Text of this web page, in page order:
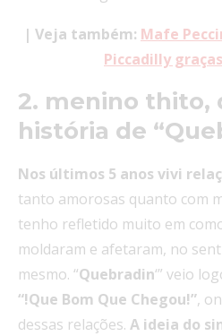
| Veja também: Mafe
Piccadilly
2. menino thito,
história de
Nos últimos 5 anos vivi
tanto amorosas quanto com
tenho refletido muito em
moldaram e afetaram, no
mesmo. “Quebradin‘” veio
“!Que Bom Que Chegou!”,
dessas relações. A ideia do